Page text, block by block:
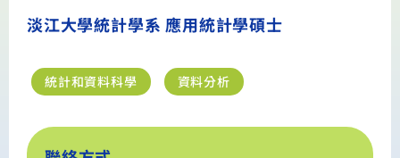
淡江大學統計學系 應用統計學碩士
統計和資料科學 資料分析